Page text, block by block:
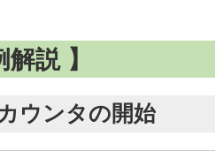
説 】
ウンタの開始